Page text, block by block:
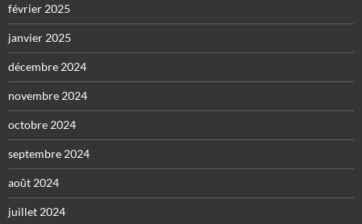
février 2025
janvier 2025
décembre 2024
novembre 2024
octobre 2024
septembre 2024
août 2024
juillet 2024